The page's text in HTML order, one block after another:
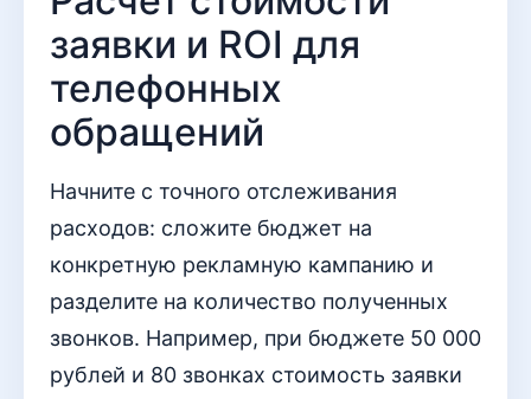
заявки и ROI для
телефонных
обращений
Начните с точного отслеживания
расходов: сложите бюджет на
конкретную рекламную кампанию и
разделите на количество полученных
звонков. Например, при бюджете 50 000
рублей и 80 звонках стоимость заявки